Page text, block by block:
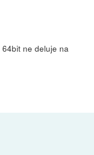
ne deluje na